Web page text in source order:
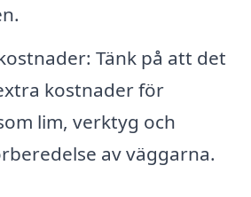
Tänk på att det
kostnader för
lim, verktyg och
av väggarna.